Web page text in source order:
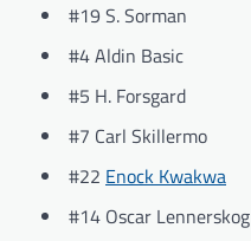
#19 S. Sorman
#4 Aldin Basic
#5 H. Forsgard
#7 Carl Skillermo
#22 Enock Kwakwa
#14 Oscar Lennerskog